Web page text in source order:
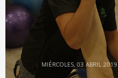
MIÉRCOLES, 03 ABRIL 2019